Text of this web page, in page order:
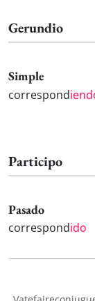
Gerundio
Simple
correspond
Participo
Pasado
correspondido